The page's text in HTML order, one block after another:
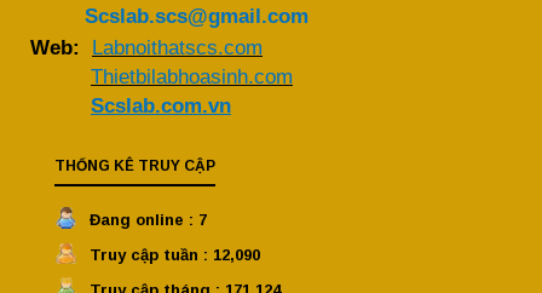
Scslab.scs@gmail.com
Web: Labnoithatscs.com
Thietbilabhoasinh.com
Scslab.com.vn
THỐNG KÊ TRUY CẬP
Đang online : 7
Truy cập tuần : 12,090